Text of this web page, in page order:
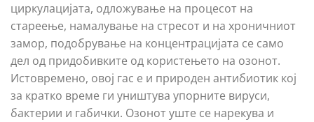
циркулацијата, одложување на процесот на
стареење, намалување на стресот и на хроничниот
замор, подобрување на концентрацијата се само
дел од придобивките од користењето на озонот.
Истовремено, овој гас е и природен антибиотик кој
за кратко време ги уништува упорните вируси,
бактерии и габички. Озонот уште се нарекува и